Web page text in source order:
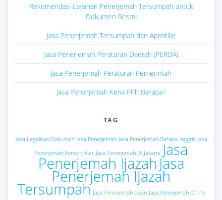
Rekomendasi Layanan Penerjemah Tersumpah untuk
Dokumen Resmi
Jasa Penerjemah Tersumpah dan Apostille
Jasa Penerjemah Peraturan Daerah (PERDA)
Jasa Penerjemah Peraturan Pemerintah
Jasa Penerjemah Kena PPh Berapa?
TAG
Jasa Legalisasi Dokumen Jasa Penerjemah Jasa Penerjemah Bahasa Inggris Jasa
Penerjemah Bersertifikat Jasa Penerjemah Di Jakarta Jasa
Penerjemah Ijazah Jasa
Penerjemah Ijazah
Tersumpah Jasa Penerjemah Lisan Jasa Penerjemah Online